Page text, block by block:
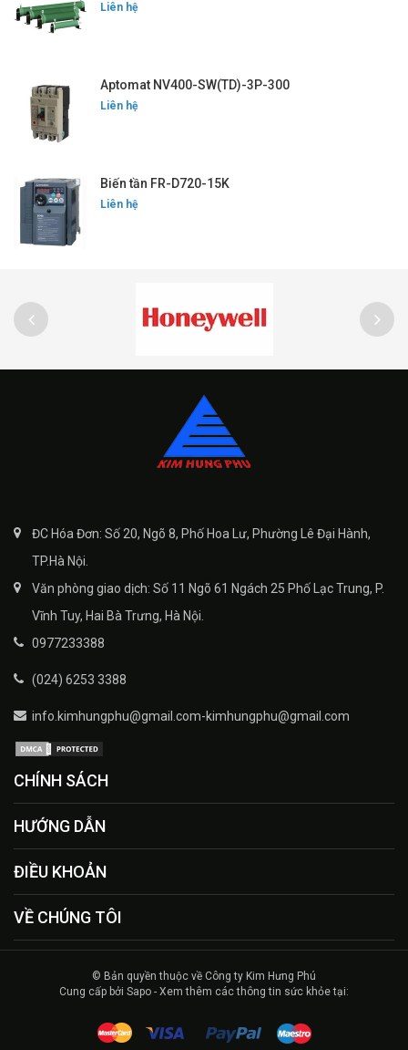
Liên hệ
Aptomat NV400-SW(TD)-3P-300
Liên hệ
Biến tần FR-D720-15K
Liên hệ
ĐC Hóa Đơn: Số 20, Ngõ 8, Phố Hoa Lư, Phường Lê Đại Hành,
TP.Hà Nội.
Văn phòng giao dịch: Số 11 Ngõ 61 Ngách 25 Phố Lạc Trung, P.
Vĩnh Tuy, Hai Bà Trưng, Hà Nội.
0977233388
(024) 6253 3388
info.kimhungphu@gmail.com-kimhungphu@gmail.com
CHÍNH SÁCH
HƯỚNG DẪN
ĐIỀU KHOẢN
VỀ CHÚNG TÔI
© Bản quyền thuộc về Công ty Kim Hưng Phú
Cung cấp bởi Sapo - Xem thêm các thông tin sức khỏe tại: